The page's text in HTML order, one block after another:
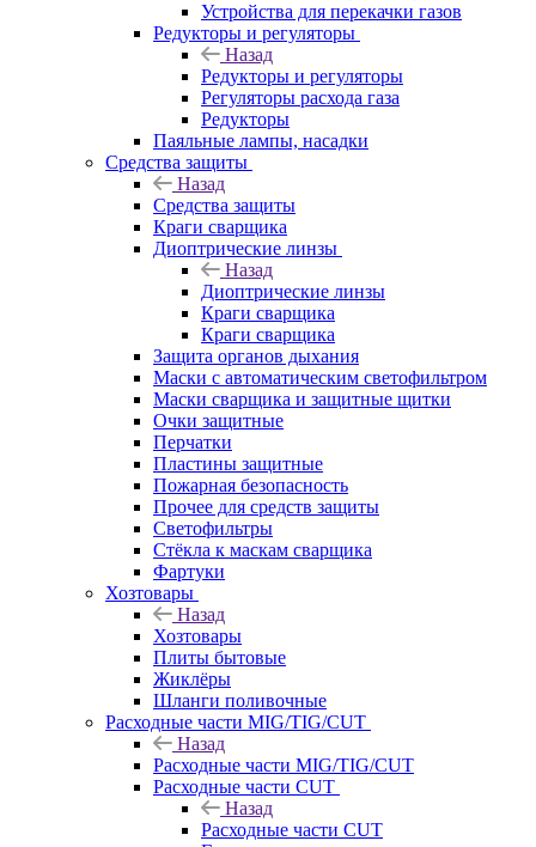
Устройства для перекачки газов
Редукторы и регуляторы
Назад
Редукторы и регуляторы
Регуляторы расхода газа
Редукторы
Паяльные лампы, насадки
Средства защиты
Назад
Средства защиты
Краги сварщика
Диоптрические линзы
Назад
Диоптрические линзы
Краги сварщика
Краги сварщика
Защита органов дыхания
Маски с автоматическим светофильтром
Маски сварщика и защитные щитки
Очки защитные
Перчатки
Пластины защитные
Пожарная безопасность
Прочее для средств защиты
Светофильтры
Стёкла к маскам сварщика
Фартуки
Хозтовары
Назад
Хозтовары
Плиты бытовые
Жиклёры
Шланги поливочные
Расходные части MIG/TIG/CUT
Назад
Расходные части MIG/TIG/CUT
Расходные части CUT
Назад
Расходные части CUT